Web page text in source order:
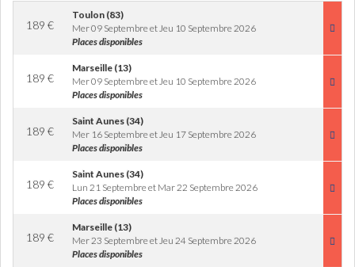
189 €
Toulon (83)
Mer 09 Septembre et Jeu 10 Septembre 2026
Places disponibles
189 €
Marseille (13)
Mer 09 Septembre et Jeu 10 Septembre 2026
Places disponibles
189 €
Saint Aunes (34)
Mer 16 Septembre et Jeu 17 Septembre 2026
Places disponibles
189 €
Saint Aunes (34)
Lun 21 Septembre et Mar 22 Septembre 2026
Places disponibles
189 €
Marseille (13)
Mer 23 Septembre et Jeu 24 Septembre 2026
Places disponibles